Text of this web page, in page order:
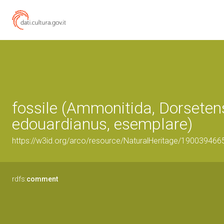
fossile (Ammonitida,
edouardianus, esemplare)
https://w3id.org/arco/resource/NaturalHeritage/
rdfs:comment